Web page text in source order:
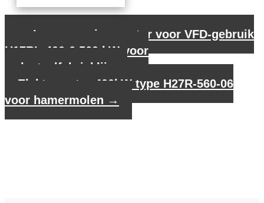
Laagspanningsmotor voor VFD-gebruik
H17RL-400-6 560 kW voor
walsstaalfabrieklijn
Elektromotor 400kW type H27R-560-06
voor hamermolen →